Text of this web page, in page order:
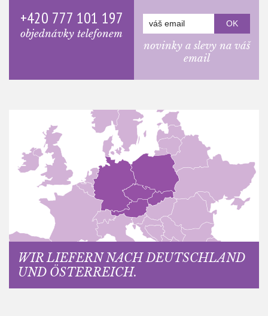
+420 777 101 197
objednávky telefonem
novinky a slevy na váš
email
WIR LIEFERN NACH DEUTSCHLAND
UND ÖSTERREICH.